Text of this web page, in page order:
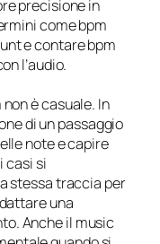
precisione in
come bpm
e contare bpm
l’audio.
è casuale. In
di un passaggio
note e capire
casi si
stessa traccia per
una
Anche il music